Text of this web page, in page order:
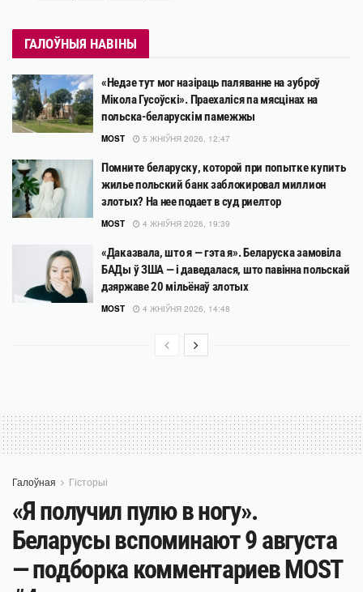
ГАЛОЎНЫЯ НАВІНЫ
«Недзе тут мог назіраць паляванне на зуброў
Мікола Гусоўскі». Праехаліся па мясцінах на
польска-беларускім памежжы
MOST 5 ЖНІЎНЯ 2026, 12:47
Помните беларуску, которой при попытке купить
жилье польский банк заблокировал миллион
злотых? На нее подает в суд риелтор
MOST 4 ЖНІЎНЯ 2026, 19:39
«Даказвала, што я — гэта я». Беларуска замовіла
БАДы ў ЗША — і даведалася, што павінна польскай
дзяржаве 20 мільёнаў злотых
MOST 4 ЖНІЎНЯ 2026, 14:48
Галоўная Гісторыі
«Я получил пулю в ногу».
Беларусы вспоминают 9 августа
— подборка комментариев MOST